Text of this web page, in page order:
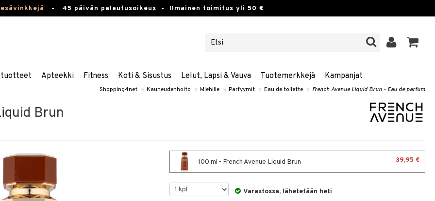
- 45 päivän palautusoikeus - Ilmainen toimitus yli 50 €
Apteekki Fitness Koti & Sisustus Lelut, Lapsi & Vauva Tuotemerkkejä Kampanjat
Shopping4net » Kauneudenhoito » Miehille » Parfyymit » Eau de toilette » French Avenue Liquid Brun - Eau de parfum
Brun
100 ml - French Avenue Liquid Brun 39,95 €
Varastossa, lähetetään heti